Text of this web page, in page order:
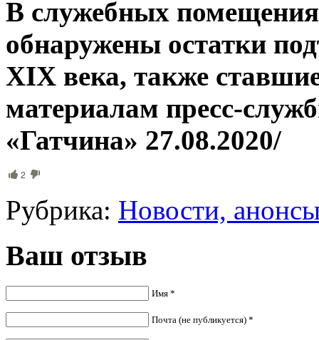
В служебных
обнаружены остатки
XIX века, также
материалам пресс-
«Гатчина» 27.08.2020/
2
Рубрика: Новости,
Ваш отзыв
Имя *
Почта (не публикуется) *